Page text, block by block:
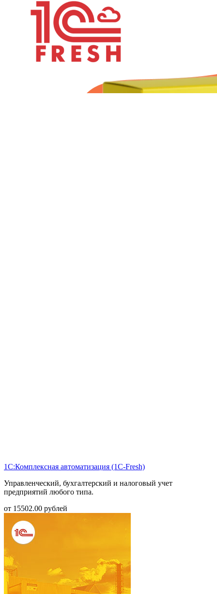
1С:Комплексная автоматизация (1С-Fresh)
Управленческий, бухгалтерский и налоговый учет
предприятий любого типа.
от 15502.00 рублей